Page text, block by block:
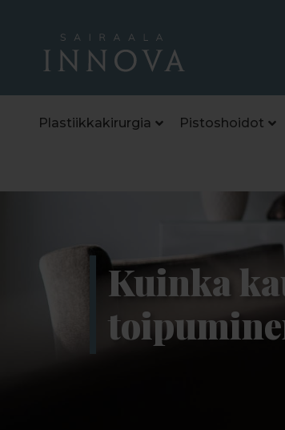
Plastiikkakirurgia Pistoshoidot
Kuinka